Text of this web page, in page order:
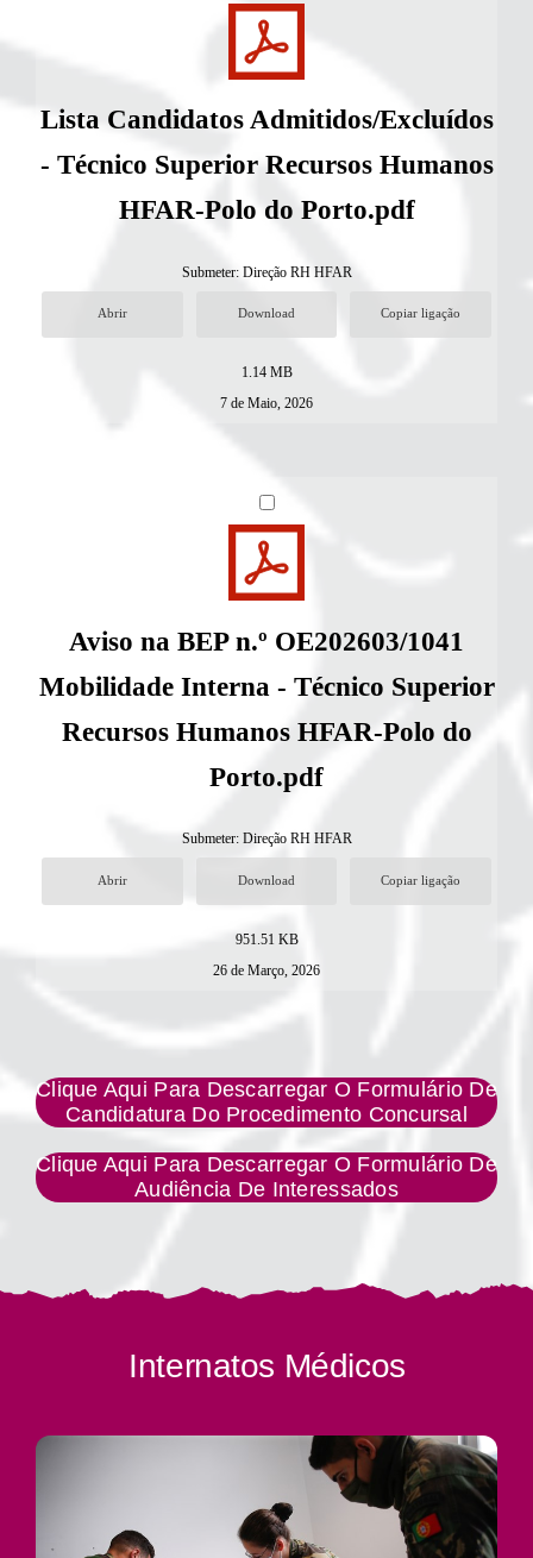
Lista Candidatos Admitidos/Excluídos
- Técnico Superior Recursos Humanos
HFAR-Polo do Porto.pdf
Submeter: Direção RH HFAR
Abrir Download Copiar ligação
1.14 MB
7 de Maio, 2026
Aviso na BEP n.º OE202603/1041
Mobilidade Interna - Técnico Superior
Recursos Humanos HFAR-Polo do
Porto.pdf
Submeter: Direção RH HFAR
Abrir Download Copiar ligação
951.51 KB
26 de Março, 2026
Clique Aqui Para Descarregar O Formulário De
Candidatura Do Procedimento Concursal
Clique Aqui Para Descarregar O Formulário De
Audiência De Interessados
Internatos Médicos